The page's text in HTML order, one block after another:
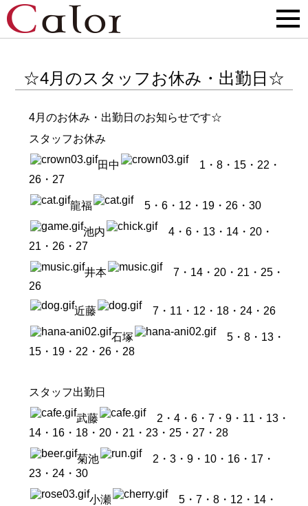
☆4月のスタッフお休み・出勤日☆
4月のお休み・出勤日のお知らせです☆
スタッフお休み
田中
1・8・15・22・
26・27
龍福 5・6・12・19・26・30
池内
4・6・13・14・20・
21・26・27
井本
7・14・20・21・25・
26
近藤 7・11・12・18・24・26
石塚
5・8・13・
15・19・22・26・28
スタッフ出勤日
武藤
2・4・6・7・9・11・13・
14・16・18・20・21・23・25・27・28
菊池
2・3・9・10・16・17・
23・24・30
小瀬
5・7・8・12・14・